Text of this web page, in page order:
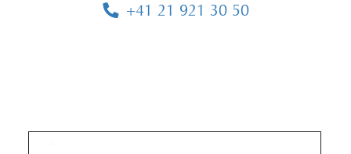
+41 21 921 30 50